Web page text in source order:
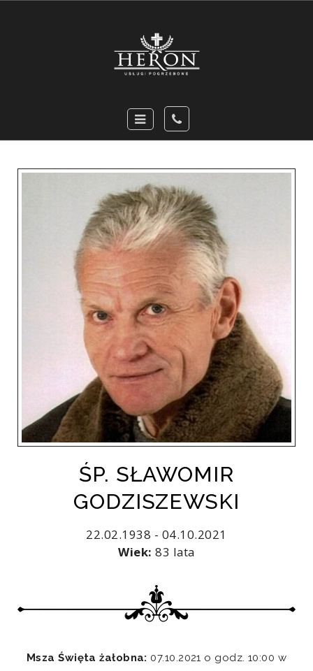
ŚP. SŁAWOMIR
GODZISZEWSKI
22.02.1938 - 04.10.2021
Wiek: 83 lata
Msza Święta żałobna: 07.10.2021 o godz. 10:00 w